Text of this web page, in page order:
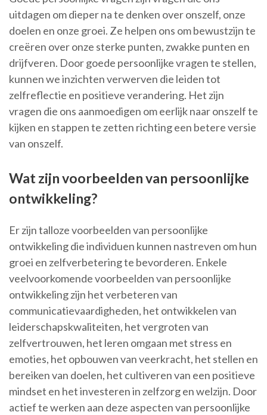
uitdagen om dieper na te denken over onszelf, onze
doelen en onze groei. Ze helpen ons om bewustzijn te
creëren over onze sterke punten, zwakke punten en
drijfveren. Door goede persoonlijke vragen te stellen,
kunnen we inzichten verwerven die leiden tot
zelfreflectie en positieve verandering. Het zijn
vragen die ons aanmoedigen om eerlijk naar onszelf te
kijken en stappen te zetten richting een betere versie
van onszelf.
Wat zijn voorbeelden van persoonlijke
ontwikkeling?
Er zijn talloze voorbeelden van persoonlijke
ontwikkeling die individuen kunnen nastreven om hun
groei en zelfverbetering te bevorderen. Enkele
veelvoorkomende voorbeelden van persoonlijke
ontwikkeling zijn het verbeteren van
communicatievaardigheden, het ontwikkelen van
leiderschapskwaliteiten, het vergroten van
zelfvertrouwen, het leren omgaan met stress en
emoties, het opbouwen van veerkracht, het stellen en
bereiken van doelen, het cultiveren van een positieve
mindset en het investeren in zelfzorg en welzijn. Door
actief te werken aan deze aspecten van persoonlijke